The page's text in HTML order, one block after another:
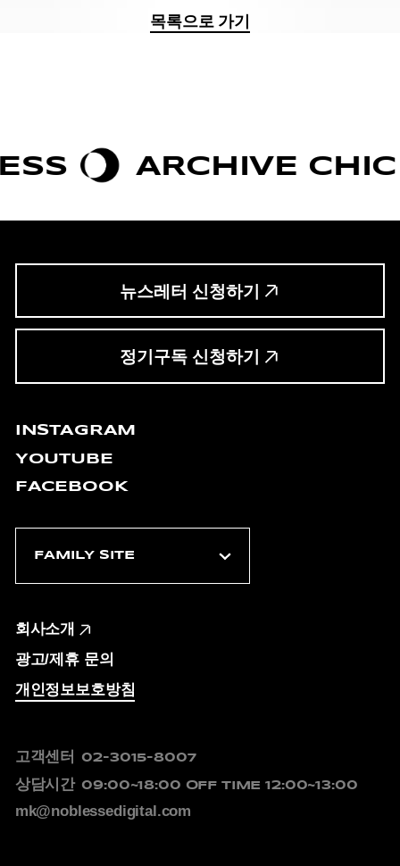
목록으로 가기
ARCHIVE CHIC
뉴스레터 신청하기
정기구독 신청하기
INSTAGRAM
YOUTUBE
FACEBOOK
회사소개
광고/제휴 문의
개인정보보호방침
고객센터 02-3015-8007
상담시간 09:00~18:00 OFF TIME 12:00~13:00
mk@noblessedigital.com